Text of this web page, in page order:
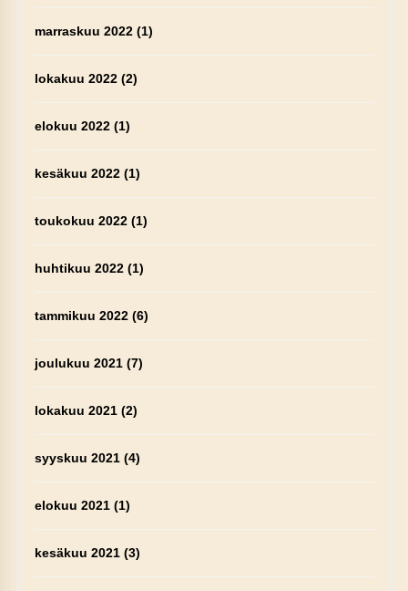
marraskuu 2022(1)
lokakuu 2022(2)
elokuu 2022(1)
kesäkuu 2022(1)
toukokuu 2022(1)
huhtikuu 2022(1)
tammikuu 2022(6)
joulukuu 2021(7)
lokakuu 2021(2)
syyskuu 2021(4)
elokuu 2021(1)
kesäkuu 2021(3)